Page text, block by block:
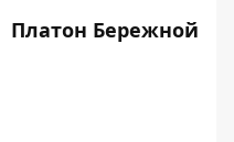
Платон Бережной